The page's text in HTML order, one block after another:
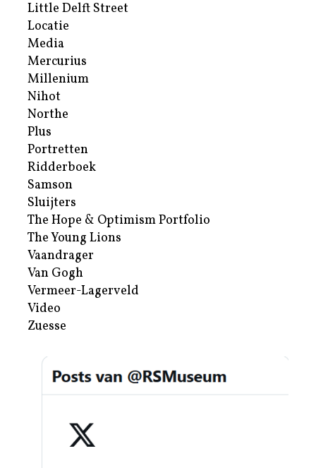
Little Delft Street
Locatie
Media
Mercurius
Millenium
Nihot
Northe
Plus
Portretten
Ridderboek
Samson
Sluijters
The Hope & Optimism Portfolio
The Young Lions
Vaandrager
Van Gogh
Vermeer-Lagerveld
Video
Zuesse